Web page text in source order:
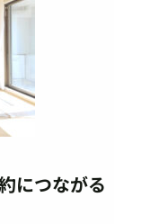
につながる